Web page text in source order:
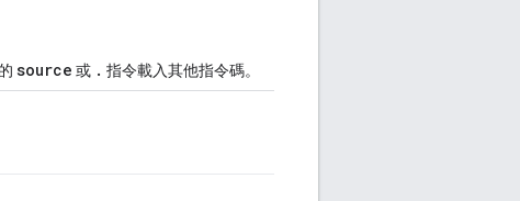
source 或 . 指令載入其他指令碼。